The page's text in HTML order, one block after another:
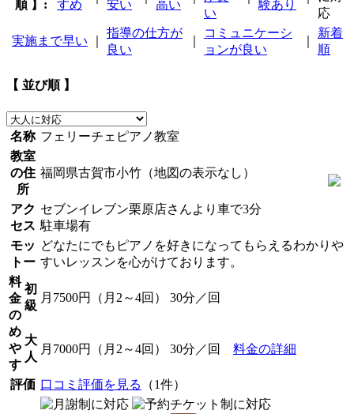
順 】:
すめ
安い
高い
い
験あり
応
実施まで早い
指導の仕方が
良い
コミュニケーシ
ョンが良い
新着
順
【 並び順 】
名称 フェリーチェピアノ教室
教室
の住
所
福岡県古賀市小竹（地図の表示なし）
アク
セス
セブンイレブン栗原店さんより車で3分
駐車場有
モッ
トー
どなたにでもピアノを好きになってもらえるわかりや
すいレッスンを心がけております。
料
金
の
め
や
す
初
級
月7500円（月2～4回） 30分／回
大
人
月7000円（月2～4回） 30分／回 料金の詳細
評価 口コミ評価を見る （1件）